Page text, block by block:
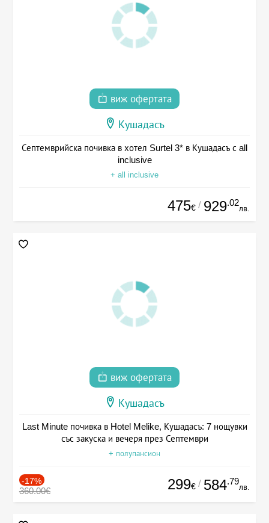
виж офертата
Кушадасъ
Септемврийска почивка в хотел Surtel 3* в Кушадасъ с all
inclusive
+ all inclusive
475€ / 929.02
лв.
виж офертата
Кушадасъ
Last Minute почивка в Hotel Melike, Кушадасъ: 7 нощувки
със закуска и вечеря през Септември
+ полупансион
-17%
360.00€ 299€ / 584.79
лв.